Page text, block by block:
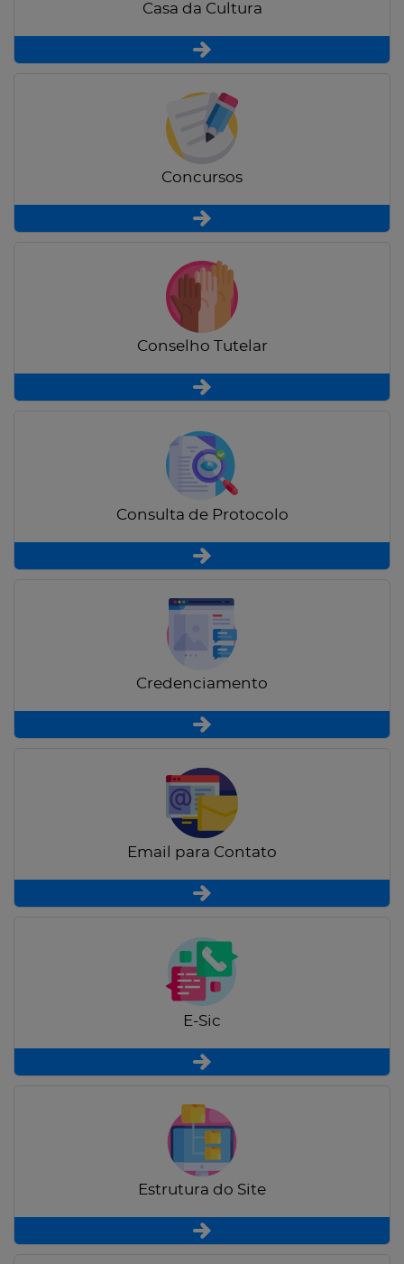
Casa da Cultura
Concursos
Conselho Tutelar
Consulta de Protocolo
Credenciamento
Email para Contato
E-Sic
Estrutura do Site